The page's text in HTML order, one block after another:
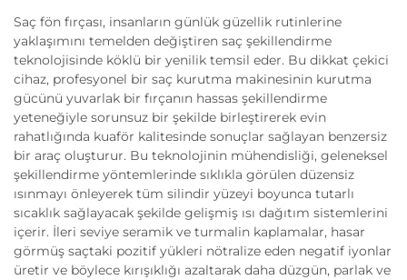
Saç fön fırçası, insanların günlük güzellik rutinlerine
yaklaşımını temelden değiştiren saç şekillendirme
teknolojisinde köklü bir yenilik temsil eder. Bu dikkat çekici
cihaz, profesyonel bir saç kurutma makinesinin kurutma
gücünü yuvarlak bir fırçanın hassas şekillendirme
yeteneğiyle sorunsuz bir şekilde birleştirerek evin
rahatlığında kuaför kalitesinde sonuçlar sağlayan benzersiz
bir araç oluşturur. Bu teknolojinin mühendisliği, geleneksel
şekillendirme yöntemlerinde sıklıkla görülen düzensiz
ısınmayı önleyerek tüm silindir yüzeyi boyunca tutarlı
sıcaklık sağlayacak şekilde gelişmiş ısı dağıtım sistemlerini
içerir. İleri seviye seramik ve turmalin kaplamalar, hasar
görmüş saçtaki pozitif yükleri nötralize eden negatif iyonlar
üretir ve böylece kırışıklığı azaltarak daha düzgün, parlak ve